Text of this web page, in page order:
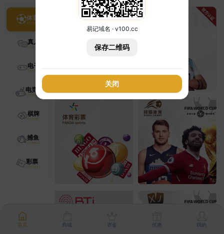
体育
真人
电子
电竞
棋牌
捕鱼
彩票
首页 商城 资金 优惠 我的
易记域名 · v100.cc
保存二维码
关闭